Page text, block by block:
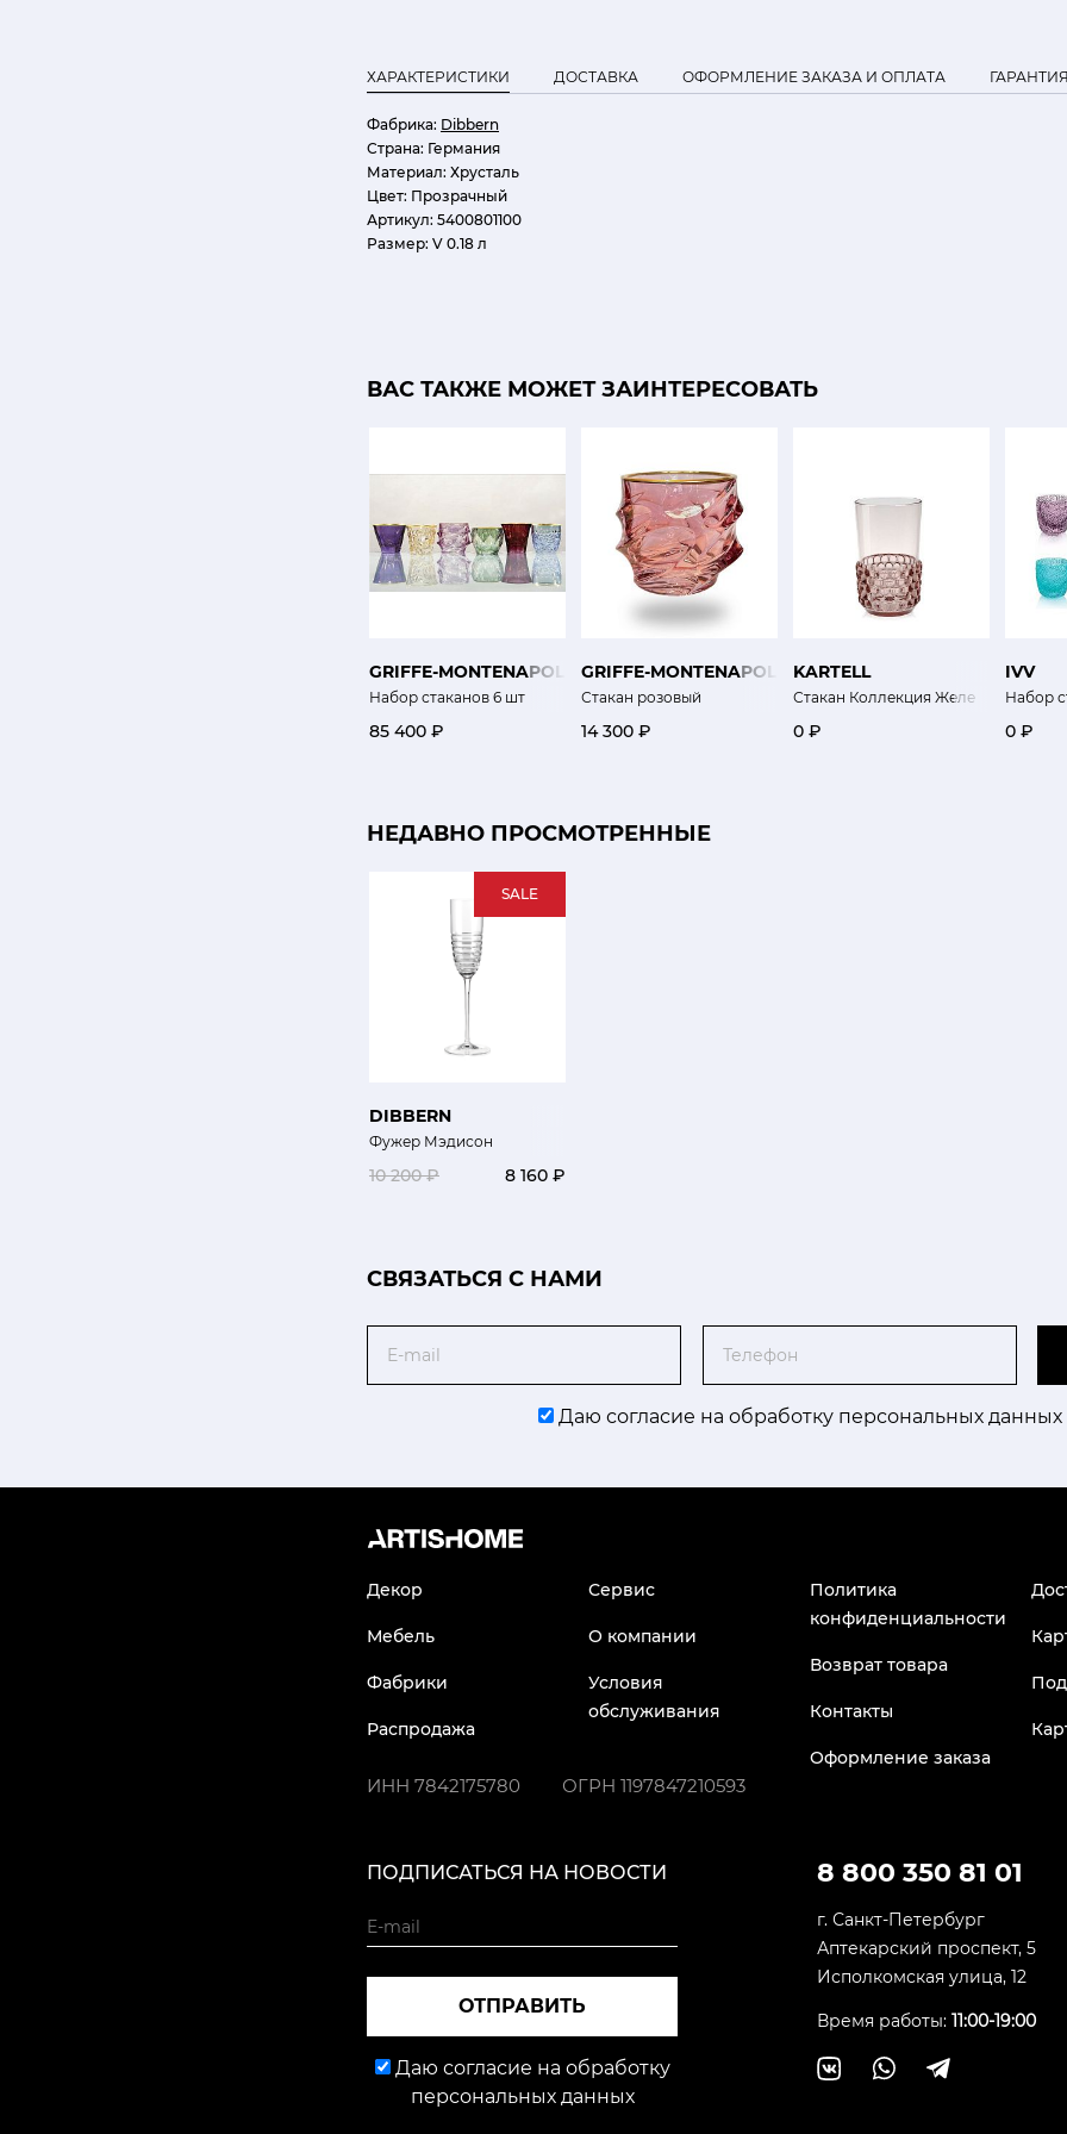
ХАРАКТЕРИСТИКИ ДОСТАВКА ОФОРМЛЕНИЕ ЗАКАЗА И ОПЛАТА ГАРАНТИЯ
Фабрика: Dibbern
Страна: Германия
Материал: Хрусталь
Цвет: Прозрачный
Артикул: 5400801100
Размер: V 0.18 л
ВАС ТАКЖЕ МОЖЕТ ЗАИНТЕРЕСОВАТЬ
GRIFFE-MONTENAPOLEONE
Набор стаканов 6 шт
85 400 ₽
GRIFFE-MONTENAPOLEONE
Стакан розовый
14 300 ₽
KARTELL
Стакан Коллекция Желе
0 ₽
IVV
Набор
0 ₽
НЕДАВНО ПРОСМОТРЕННЫЕ
SALE
DIBBERN
Фужер Мэдисон
10 200 ₽ 8 160 ₽
CВЯЗАТЬСЯ С НАМИ
Даю согласие на обработку персональных данных
Декор
Мебель
Фабрики
Распродажа
Сервис
О компании
Условия
обслуживания
Политика
конфиденциальности
Возврат товара
Контакты
Оформление заказа
ИНН 7842175780 ОГРН 1197847210593
8 800 350 81 01
г. Санкт-Петербург
Аптекарский проспект, 5
Исполкомская улица, 12
Время работы: 11:00-19:00
ПОДПИСАТЬСЯ НА НОВОСТИ
ОТПРАВИТЬ
Даю согласие на обработку
персональных данных